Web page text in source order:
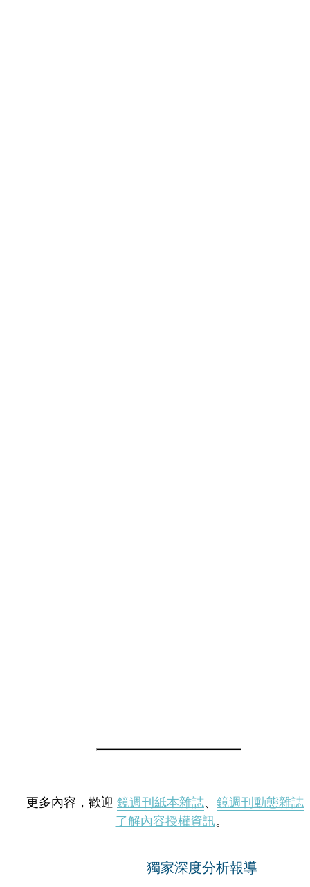
更多內容，歡迎 鏡週刊紙本雜誌、 鏡週刊動態雜誌
了解內容授權資訊。
獨家深度分析報導